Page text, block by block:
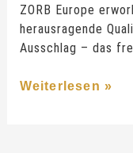
ZORB Europe
herausragende
Ausschlag – das
Weiterlesen »